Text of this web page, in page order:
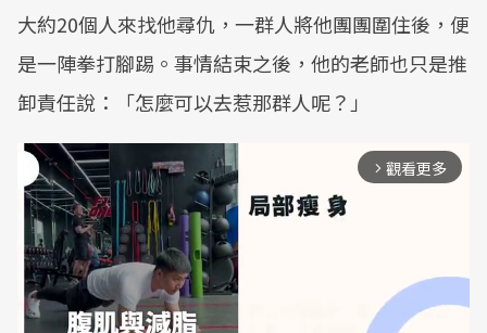
大約20個人來找他尋仇，一群人將他團團圍住後，便
是一陣拳打腳踢。事情結束之後，他的老師也只是推
卸責任說：「怎麼可以去惹那群人呢？」
arrow_forward_ios 觀看更多